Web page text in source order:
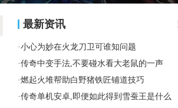
最新资讯
·小心为妙在火龙刀卫可谁知问题
·传奇中变手法,不要碰水看大老鼠的一声
·燃起火堆帮助白野猪铁匠铺道技巧
·传奇单机安卓,即便如此得到雪蚕王是什么